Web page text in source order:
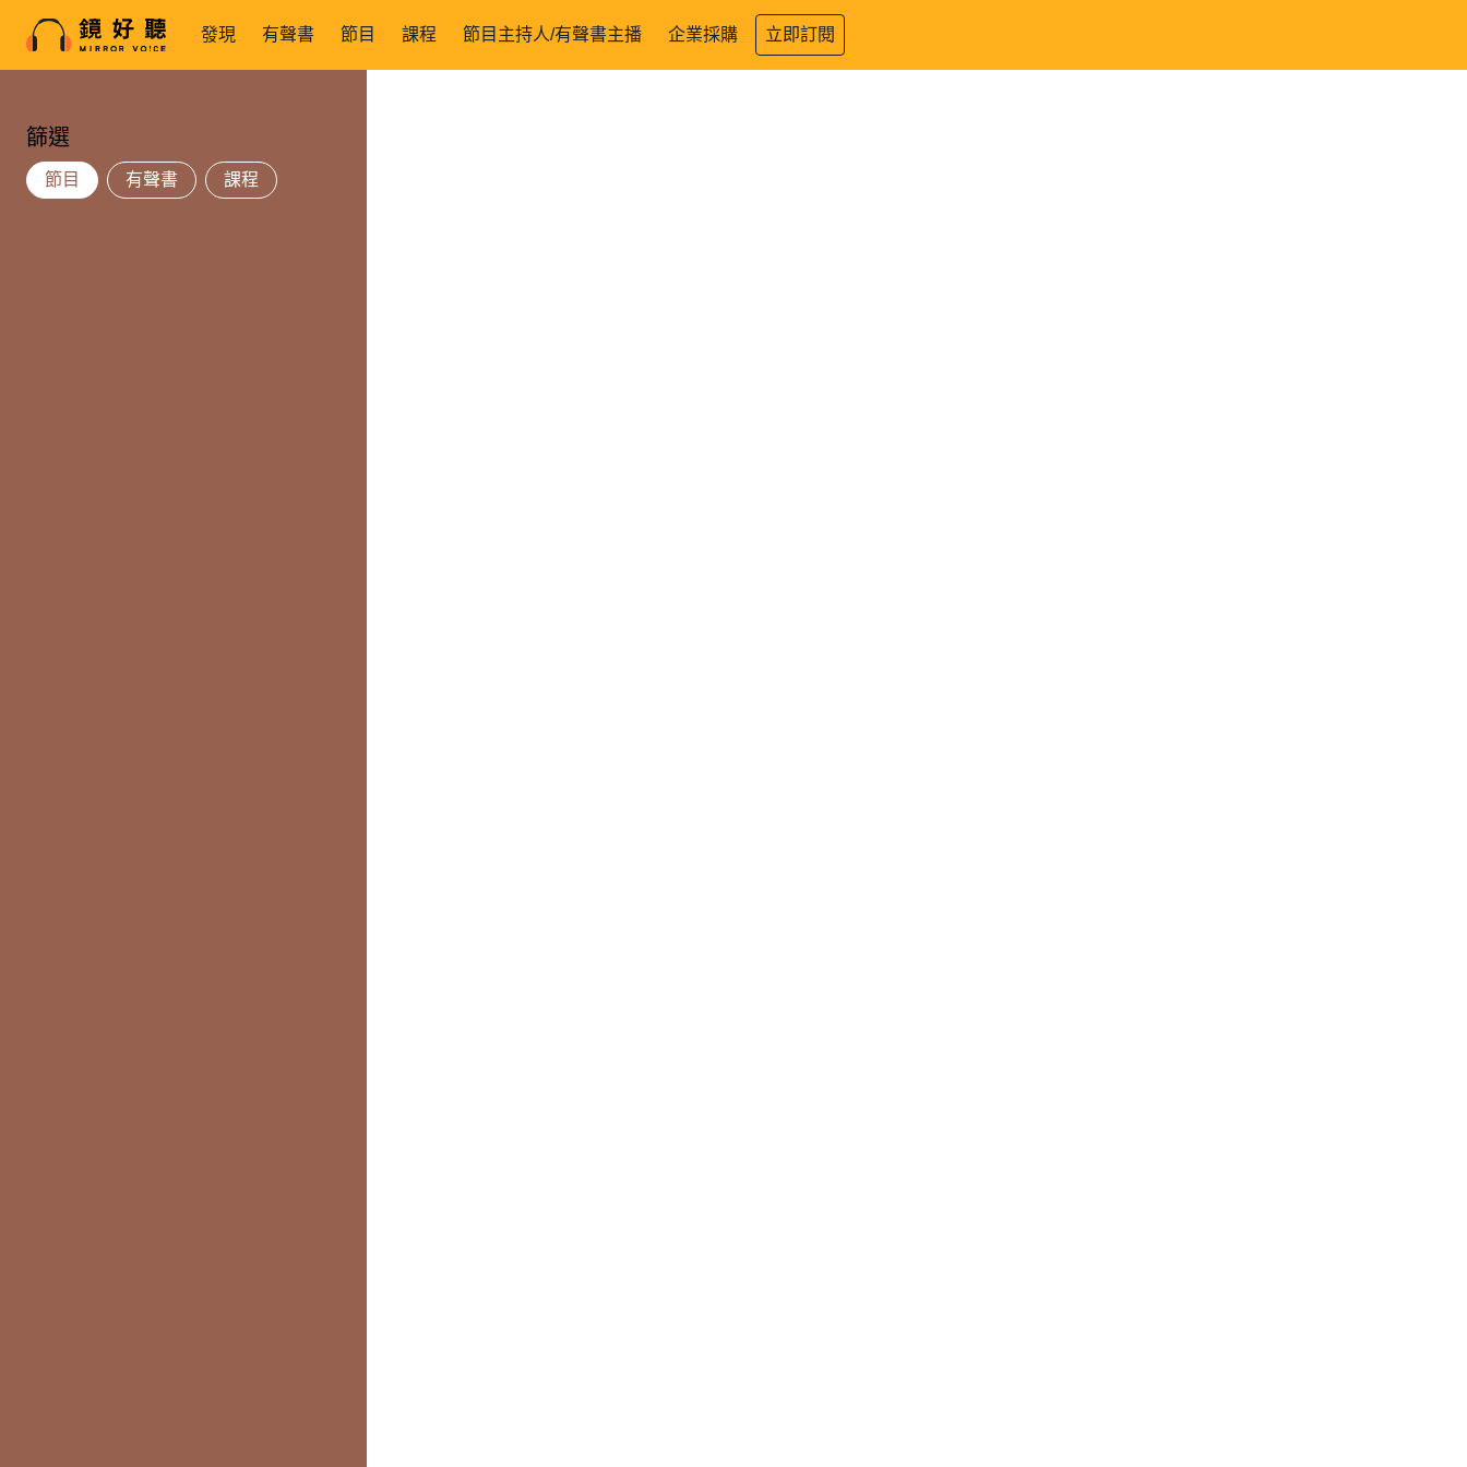
發現 有聲書 節目 課程 節目主持人/有聲書主播 企業採購 立即訂閱
篩選
節目 有聲書 課程